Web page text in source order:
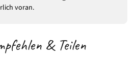
voran.
& Teilen